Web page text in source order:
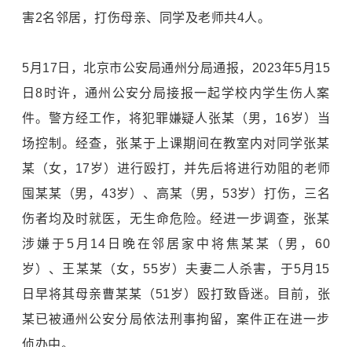
害2名邻居，打伤母亲、同学及老师共4人。
5月17日，北京市公安局通州分局通报，2023年5月15
日8时许，通州公安分局接报一起学校内学生伤人案
件。警方经工作，将犯罪嫌疑人张某（男，16岁）当
场控制。经查，张某于上课期间在教室内对同学张某
某（女，17岁）进行殴打，并先后将进行劝阻的老师
囤某某（男，43岁）、高某（男，53岁）打伤，三名
伤者均及时就医，无生命危险。经进一步调查，张某
涉嫌于5月14日晚在邻居家中将焦某某（男，60
岁）、王某某（女，55岁）夫妻二人杀害，于5月15
日早将其母亲曹某某（51岁）殴打致昏迷。目前，张
某已被通州公安分局依法刑事拘留，案件正在进一步
侦办中。